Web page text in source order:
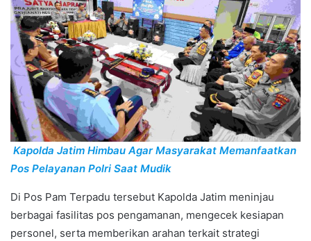
Kapolda Jatim Himbau Agar Masyarakat Memanfaatkan
Pos Pelayanan Polri Saat Mudik
Di Pos Pam Terpadu tersebut Kapolda Jatim meninjau
berbagai fasilitas pos pengamanan, mengecek kesiapan
personel, serta memberikan arahan terkait strategi